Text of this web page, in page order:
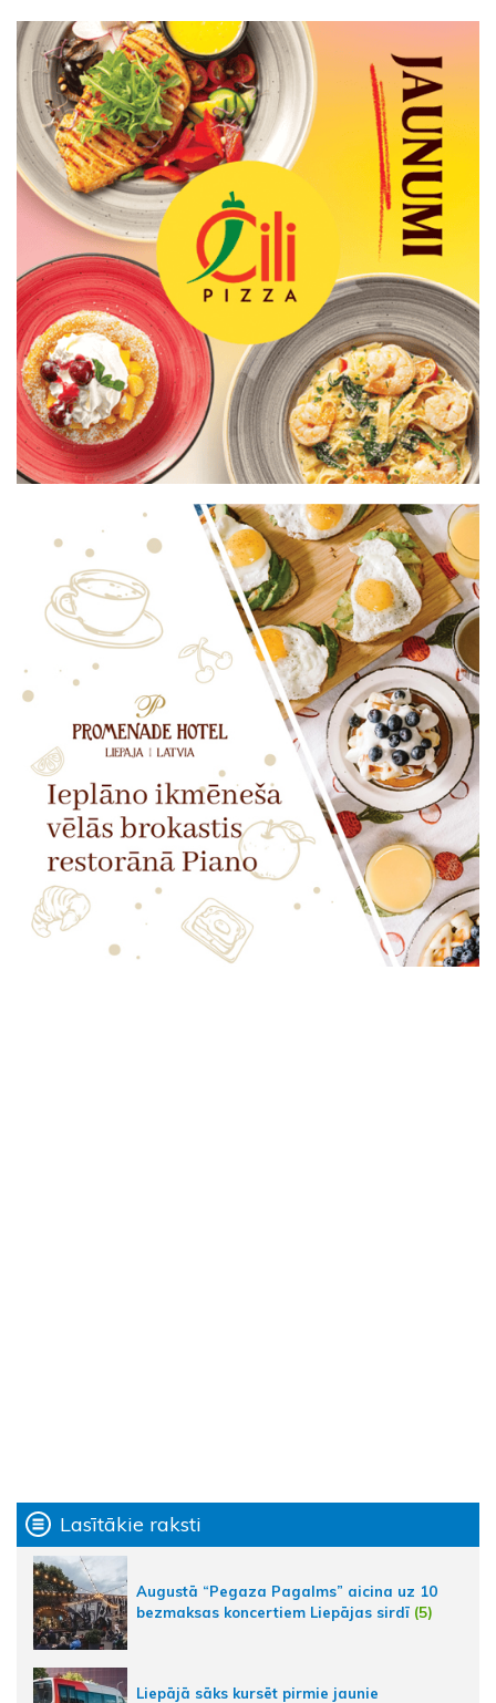
Lasītākie raksti
Augustā “Pegaza Pagalms” aicina uz 10
bezmaksas koncertiem Liepājas sirdī (5)
Liepājā sāks kursēt pirmie jaunie